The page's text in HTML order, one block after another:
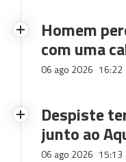
Homem
com uma
06 ago 2026 16:22
Despiste
junto ao
06 ago 2026 15:13